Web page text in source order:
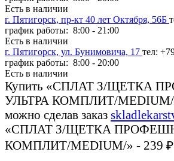
Есть в наличии
г. Пятигорск, пр-кт 40 лет Октября, 56Б
график работы: 8:00 - 21:00
Есть в наличии
г. Пятигорск, ул. Бунимовича, 17 тел:
график работы: 8:00 - 20:00
Есть в наличии
Купить «СПЛАТ З/ЩЕТКА
УЛЬТРА КОМПЛИТ/MEDIUM/»
можно сделав заказ
«СПЛАТ З/ЩЕТКА
КОМПЛИТ/MEDIUM/» - 239 ₽